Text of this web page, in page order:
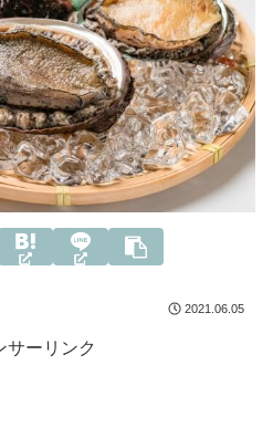
2021.06.05
サーリンク